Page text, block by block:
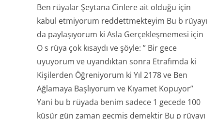
Ben rüyalar Şeytana Cinlere ait olduğu için
kabul etmiyorum reddettmekteyim Bu b rüyayı
da paylaşıyorum ki Asla Gerçekleşmemesi için
O s rüya çok kısaydı ve şöyle: ” Bir gece
uyuyorum ve uyandıktan sonra Etrafımda ki
Kişilerden Öğreniyorum ki Yıl 2178 ve Ben
Ağlamaya Başlıyorum ve Kıyamet Kopuyor”
Yani bu b rüyada benim sadece 1 gecede 100
küsür gün zaman geçmiş demektir Bu p rüyayı